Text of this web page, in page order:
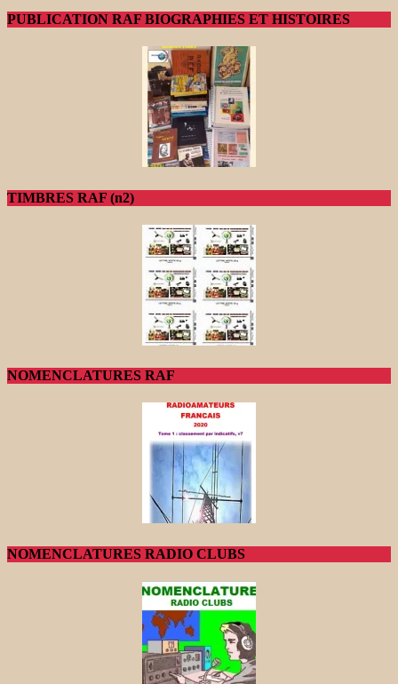
PUBLICATION RAF BIOGRAPHIES ET HISTOIRES
TIMBRES RAF (n2)
NOMENCLATURES RAF
NOMENCLATURES RADIO CLUBS